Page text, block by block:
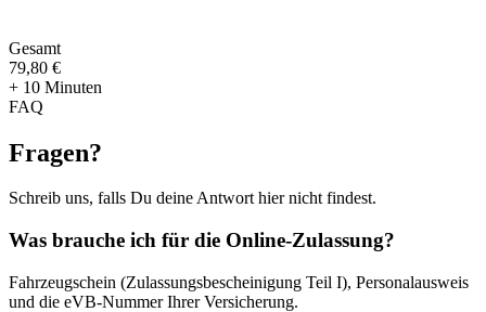
Gesamt
79,80 €
+ 10 Minuten
FAQ
Fragen?
Schreib uns, falls Du deine Antwort hier nicht findest.
Was brauche ich für die Online-Zulassung?
Fahrzeugschein (Zulassungsbescheinigung Teil I), Personalausweis
und die eVB-Nummer Ihrer Versicherung.